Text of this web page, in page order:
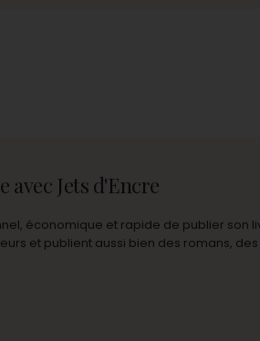
avec Jets d'Encre
économique et rapide de publier son
et publient aussi bien des romans,